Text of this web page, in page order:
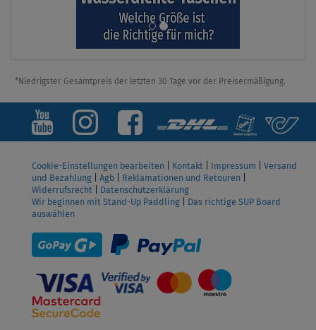
*Niedrigster Gesamtpreis der letzten 30 Tage vor der Preisermäßigung.
Cookie-Einstellungen bearbeiten Kontakt Impressum
Versand
und Bezahlung
Agb Reklamationen und Retouren
Widerrufsrecht
Datenschutzerklärung
Wir beginnen mit Stand-Up Paddling
Das richtige SUP Board
auswählen